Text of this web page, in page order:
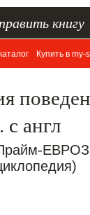
книгу
Купить в my-
англ